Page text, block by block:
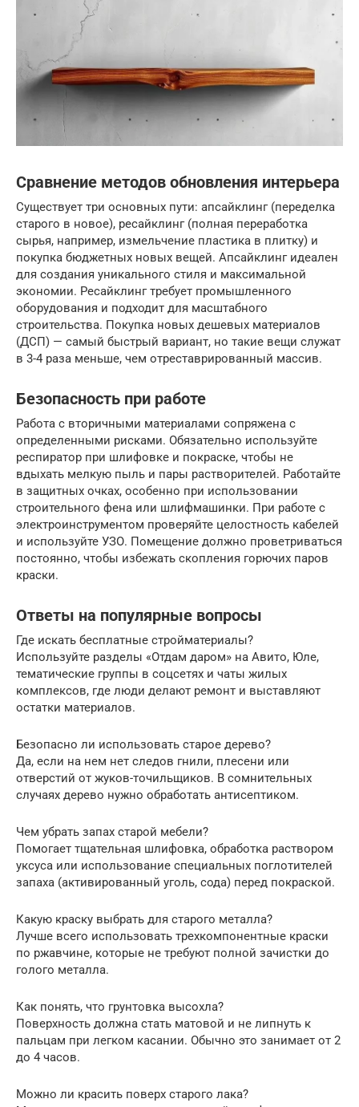
Сравнение методов обновления интерьера
Существует три основных пути: апсайклинг (переделка
старого в новое), ресайклинг (полная переработка
сырья, например, измельчение пластика в плитку) и
покупка бюджетных новых вещей. Апсайклинг идеален
для создания уникального стиля и максимальной
экономии. Ресайклинг требует промышленного
оборудования и подходит для масштабного
строительства. Покупка новых дешевых материалов
(ДСП) — самый быстрый вариант, но такие вещи служат
в 3-4 раза меньше, чем отреставрированный массив.
Безопасность при работе
Работа с вторичными материалами сопряжена с
определенными рисками. Обязательно используйте
респиратор при шлифовке и покраске, чтобы не
вдыхать мелкую пыль и пары растворителей. Работайте
в защитных очках, особенно при использовании
строительного фена или шлифмашинки. При работе с
электроинструментом проверяйте целостность кабелей
и используйте УЗО. Помещение должно проветриваться
постоянно, чтобы избежать скопления горючих паров
краски.
Ответы на популярные вопросы
Где искать бесплатные стройматериалы?
Используйте разделы «Отдам даром» на Авито, Юле,
тематические группы в соцсетях и чаты жилых
комплексов, где люди делают ремонт и выставляют
остатки материалов.
Безопасно ли использовать старое дерево?
Да, если на нем нет следов гнили, плесени или
отверстий от жуков-точильщиков. В сомнительных
случаях дерево нужно обработать антисептиком.
Чем убрать запах старой мебели?
Помогает тщательная шлифовка, обработка раствором
уксуса или использование специальных поглотителей
запаха (активированный уголь, сода) перед покраской.
Какую краску выбрать для старого металла?
Лучше всего использовать трехкомпонентные краски
по ржавчине, которые не требуют полной зачистки до
голого металла.
Как понять, что грунтовка высохла?
Поверхность должна стать матовой и не липнуть к
пальцам при легком касании. Обычно это занимает от 2
до 4 часов.
Можно ли красить поверх старого лака?